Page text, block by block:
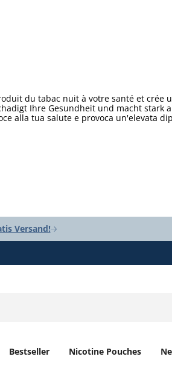
du tabac nuit à votre santé et crée
Ihre Gesundheit und macht stark
alla tua salute e provoca un'elevata
Versand!
Bestseller Nicotine Pouches